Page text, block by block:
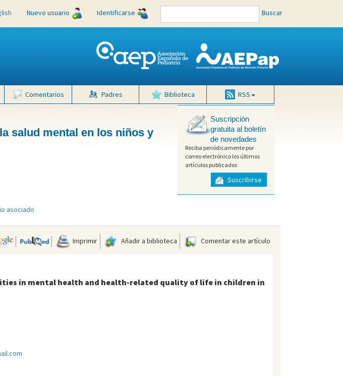
Nuevo usuario Identificarse Buscar
Comentarios Padres Biblioteca RSS
salud mental en los niños y
Suscripción
gratuita al boletín
de novedades
Reciba periódicamente por
correo electrónico los últimos
artículos publicados
Suscribirse
asociado
Imprimir Añadir a biblioteca Comentar este artículo
in mental health and health-related quality of life in children in